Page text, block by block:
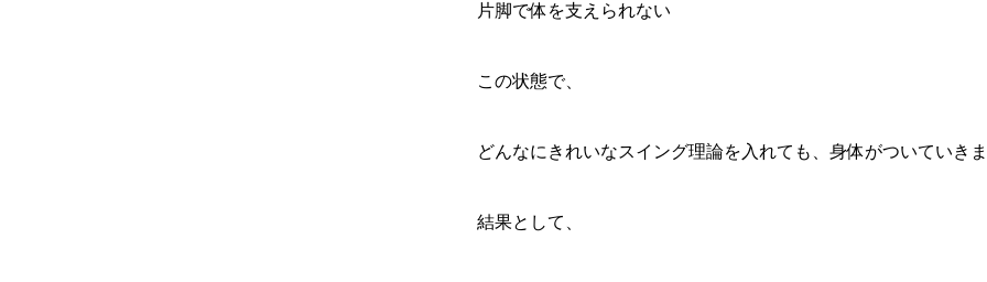
片脚で体を支えられない
この状態で、
どんなにきれいなスイング理論を入れても、身体がついていき
結果として、